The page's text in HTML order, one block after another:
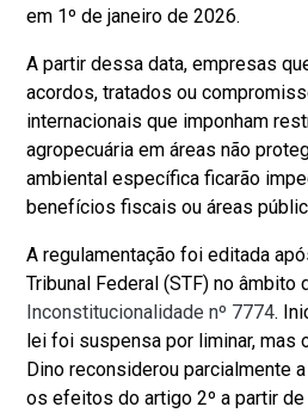
em 1º de janeiro de 2026.
A partir dessa data, empresas
acordos, tratados ou
internacionais que imponham
agropecuária em áreas não
ambiental específica ficarão
benefícios fiscais ou áreas
A regulamentação foi editada
Tribunal Federal (STF) no âmbito
Inconstitucionalidade nº 7774.
lei foi suspensa por liminar, mas
Dino reconsiderou parcialmente
os efeitos do artigo 2º a partir